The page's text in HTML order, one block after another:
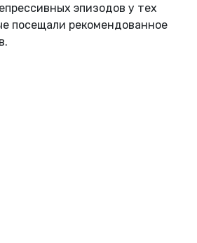
эпизодов у тех
посещали рекомендованное